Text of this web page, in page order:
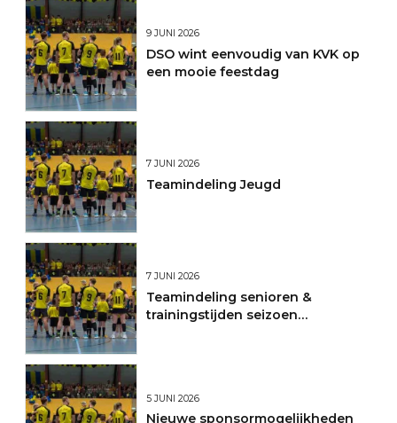
9 JUNI 2026
DSO wint eenvoudig van KVK op
een mooie feestdag
7 JUNI 2026
Teamindeling Jeugd
7 JUNI 2026
Teamindeling senioren &
trainingstijden seizoen
5 JUNI 2026
Nieuwe sponsormogelijkheden